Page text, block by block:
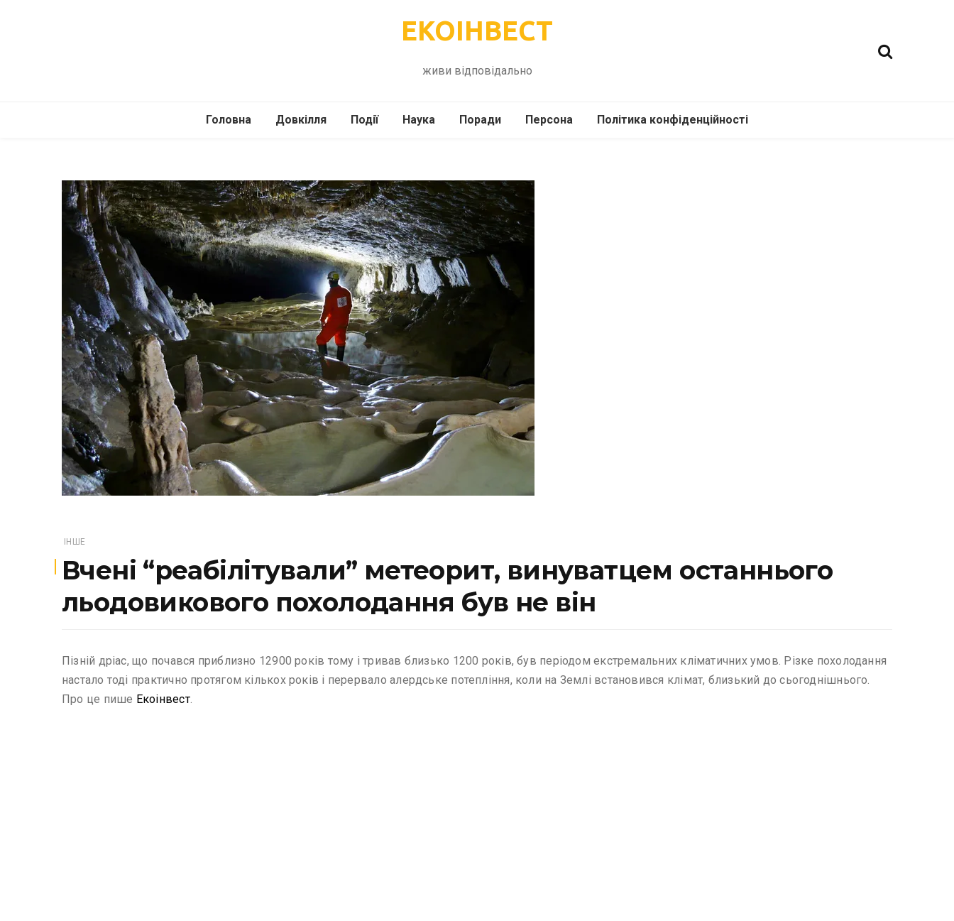
ЕКОІНВЕСТ
живи відповідально
Головна Довкілля
Подорожі
Події
Інше
Наука
Психологія
Технології
Поради
Здоров’я
Сад-Город
Персона Політика конфіденційності
ІНШЕ
Вчені “реабілітували” метеорит, винуватцем останнього
льодовикового похолодання був не він
Пізній дріас, що почався приблизно 12900 років тому і тривав близько 1200 років, був періодом екстремальних кліматичних умов. Різке похолодання
настало тоді практично протягом кількох років і перервало алердське потепління, коли на Землі встановився клімат, близький до сьогоднішнього.
Про це пише Екоінвест.